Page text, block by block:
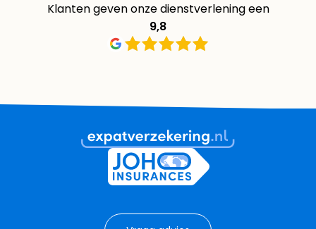
Klanten geven onze dienstverlening een
9,8